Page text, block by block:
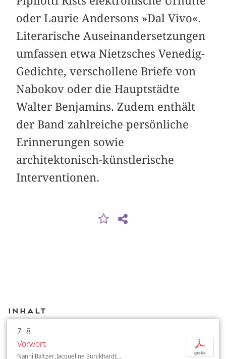
oder Laurie Andersons »Dal Vivo«.
Literarische Auseinandersetzungen
umfassen etwa Nietzsches Venedig-
Gedichte, verschollene Briefe von
Nabokov oder die Hauptstädte
Walter Benjamins. Zudem enthält
der Band zahlreiche persönliche
Erinnerungen sowie
architektonisch-künstlerische
Interventionen.
Inhalt
7–8
Vorwort
Nanni Baltzer, Jacqueline Burckhardt, ...
p
gratis